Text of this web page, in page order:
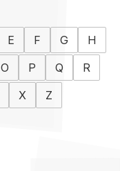
E F G
H
O P Q
R
X Z